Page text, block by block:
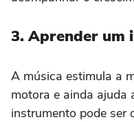
3. Aprender um
A música estimula a
motora e ainda ajuda
instrumento pode ser